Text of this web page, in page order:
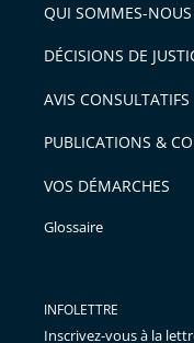
l'article
pour
avant
QUI SOMMES-NOUS
DÉCISIONS DE
AVIS CONSULTATIFS
PUBLICATIONS &
VOS DÉMARCHES
Glossaire
INFOLETTRE
Inscrivez-vous à la